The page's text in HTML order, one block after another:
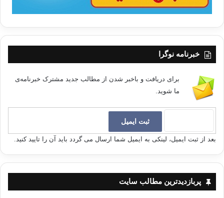
خبرنامه نوگرا
برای دریافت و باخبر شدن از مطالب جدید مشترک خبرنامه‌ی
ما شوید.
بعد از ثبت ایمیل، لینکی به ایمیل شما ارسال می گردد باید آن را تایید کنید.
پربازدیدترین مطالب سایت